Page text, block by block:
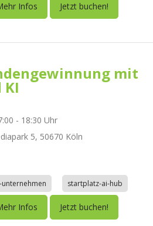
Infos Jetzt buchen!
mit
- 18:30 Uhr
5, 50670 Köln
startplatz-ai-hub
Infos Jetzt buchen!